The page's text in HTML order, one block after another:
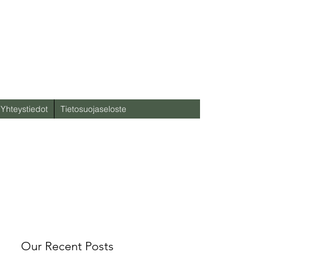
Yhteystiedot Tietosuojaseloste
Our Recent Posts